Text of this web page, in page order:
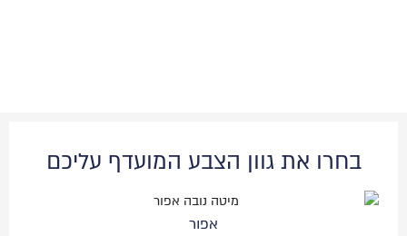
בחרו את גוון הצבע המועדף עליכם
אפור